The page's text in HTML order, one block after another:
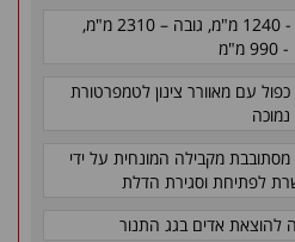
רוחב - 1240 מ"מ, גובה – 2310 מ"מ,
עם מאוורר צינון לטמפרטורת
מקבילה המונחית על ידי
לפתיחת וסגירת הדלת
להוצאת אדים בגג התנור